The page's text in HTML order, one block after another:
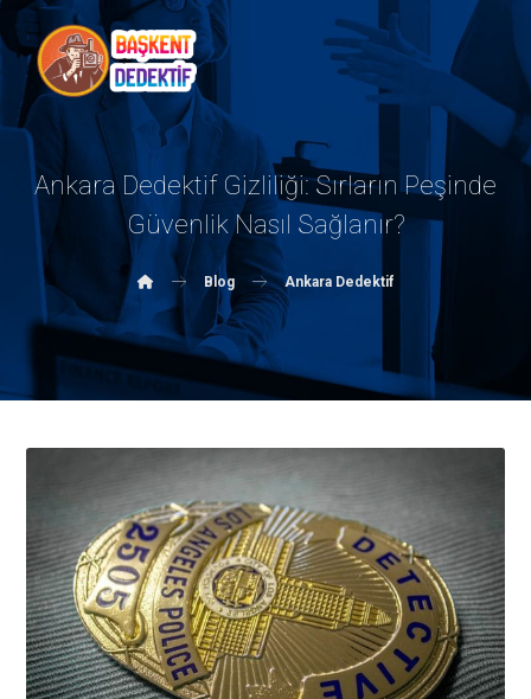
Ankara Dedektif Gizliliği: Sırların Peşinde
Güvenlik Nasıl Sağlanır?
Blog Ankara Dedektif